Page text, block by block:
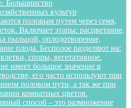
Большинство
культур
половым путем через семя,
Включает этапы: расцветание,
пыльцой, оплодотворение,
плода. Бесполое разделяют на:
споры, вегетативное.
имеет большое значение в
его часто используют при
половом пути, а так же при
комнатных цветов.
способ – это размножение